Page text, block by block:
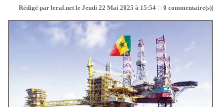
Rédigé par leral.net le Jeudi 22 Mai 2025 à 15:54 | | 0 commentaire(s)|